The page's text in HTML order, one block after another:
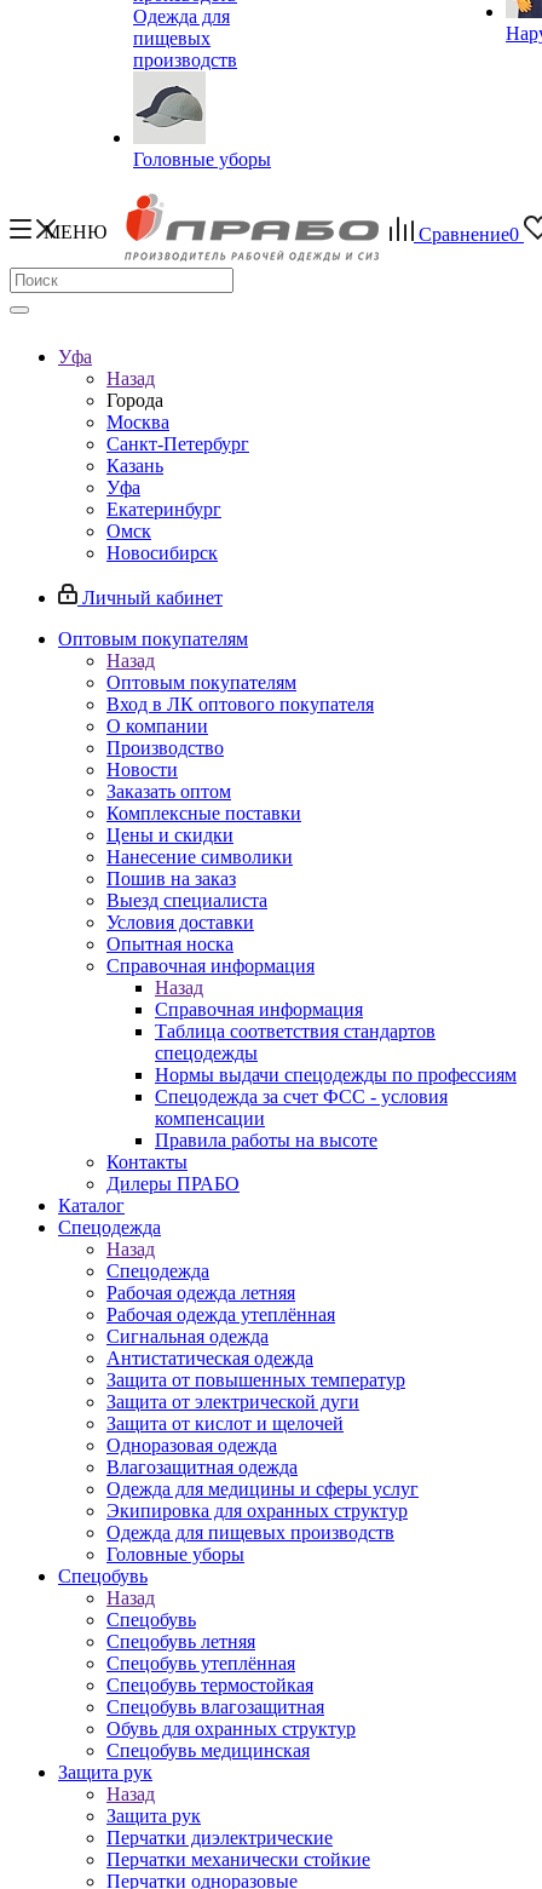
Одежда для
пищевых
производств
Головные уборы
МЕНЮ Сравнение0
Уфа
Назад
Города
Москва
Санкт-Петербург
Казань
Уфа
Екатеринбург
Омск
Новосибирск
Личный кабинет
Оптовым покупателям
Назад
Оптовым покупателям
Вход в ЛК оптового покупателя
О компании
Производство
Новости
Заказать оптом
Комплексные поставки
Цены и скидки
Нанесение символики
Пошив на заказ
Выезд специалиста
Условия доставки
Опытная носка
Справочная информация
Назад
Справочная информация
Таблица соответствия стандартов
спецодежды
Нормы выдачи спецодежды по профессиям
Спецодежда за счет ФСС - условия
компенсации
Правила работы на высоте
Контакты
Дилеры ПРАБО
Каталог
Спецодежда
Назад
Спецодежда
Рабочая одежда летняя
Рабочая одежда утеплённая
Сигнальная одежда
Антистатическая одежда
Защита от повышенных температур
Защита от электрической дуги
Защита от кислот и щелочей
Одноразовая одежда
Влагозащитная одежда
Одежда для медицины и сферы услуг
Экипировка для охранных структур
Одежда для пищевых производств
Головные уборы
Спецобувь
Назад
Спецобувь
Спецобувь летняя
Спецобувь утеплённая
Спецобувь термостойкая
Спецобувь влагозащитная
Обувь для охранных структур
Спецобувь медицинская
Защита рук
Назад
Защита рук
Перчатки диэлектрические
Перчатки механически стойкие
Перчатки одноразовые